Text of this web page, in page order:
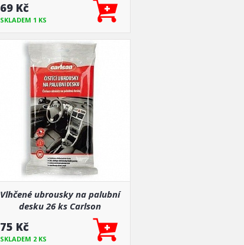
69 Kč
SKLADEM 1 KS
Vlhčené ubrousky na palubní
desku 26 ks Carlson
75 Kč
SKLADEM 2 KS